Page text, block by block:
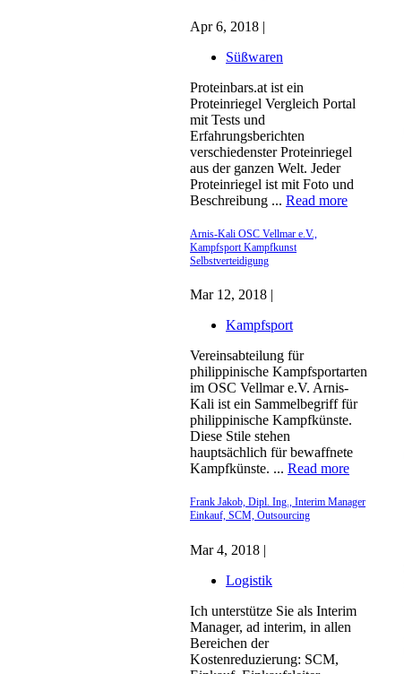
Apr 6, 2018 |
Süßwaren
Proteinbars.at ist ein
Proteinriegel Vergleich Portal
mit Tests und
Erfahrungsberichten
verschiedenster Proteinriegel
aus der ganzen Welt. Jeder
Proteinriegel ist mit Foto und
Beschreibung ... Read more
Arnis-Kali OSC Vellmar e.V.,
Kampfsport Kampfkunst
Selbstverteidigung
Mar 12, 2018 |
Kampfsport
Vereinsabteilung für
philippinische Kampfsportarten
im OSC Vellmar e.V. Arnis-
Kali ist ein Sammelbegriff für
philippinische Kampfkünste.
Diese Stile stehen
hauptsächlich für bewaffnete
Kampfkünste. ... Read more
Frank Jakob, Dipl. Ing., Interim Manager
Einkauf, SCM, Outsourcing
Mar 4, 2018 |
Logistik
Ich unterstütze Sie als Interim
Manager, ad interim, in allen
Bereichen der
Kostenreduzierung: SCM,